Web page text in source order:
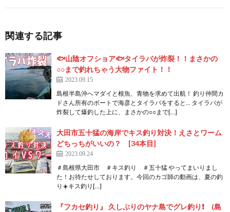
関連する記事
🐟山陰オフショア🐟タイラバが炸裂！！まさかの
○○まで釣れちゃう大物ファイト！！
2023.09.15
島根半島沖へマダイと根魚、青物を求めて出航！ 釣り仲間カ
ドさん所有のボートで海彦とタイラバをすると… タイラバが
炸裂して爆釣した上に、まさかの○○まで[…]
大田市五十猛の海岸でキス釣り対決！えさとワーム
どちっちがいいの？ [34本目]
2023.09.24
＃島根県大田市 ＃キス釣り ＃五十猛 やってまいりまし
た！お待たせしております。今回のカゴ師の動画は、夏の釣
り☀️キス釣り[…]
『フカセ釣り』 久しぶりのヤナ島でグレ釣り❗ (島